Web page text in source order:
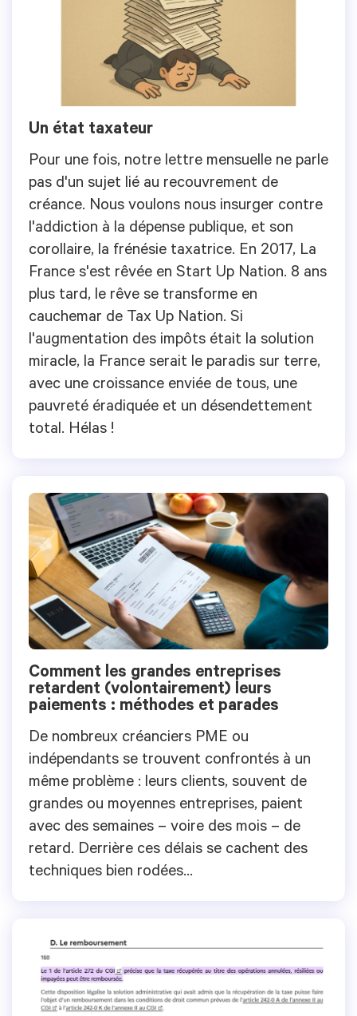
Un état taxateur
Pour une fois, notre lettre mensuelle ne parle
pas d'un sujet lié au recouvrement de
créance. Nous voulons nous insurger contre
l'addiction à la dépense publique, et son
corollaire, la frénésie taxatrice. En 2017, La
France s'est rêvée en Start Up Nation. 8 ans
plus tard, le rêve se transforme en
cauchemar de Tax Up Nation. Si
l'augmentation des impôts était la solution
miracle, la France serait le paradis sur terre,
avec une croissance enviée de tous, une
pauvreté éradiquée et un désendettement
total. Hélas !
Comment les grandes entreprises
retardent (volontairement) leurs
paiements : méthodes et parades
De nombreux créanciers PME ou
indépendants se trouvent confrontés à un
même problème : leurs clients, souvent de
grandes ou moyennes entreprises, paient
avec des semaines – voire des mois – de
retard. Derrière ces délais se cachent des
techniques bien rodées...